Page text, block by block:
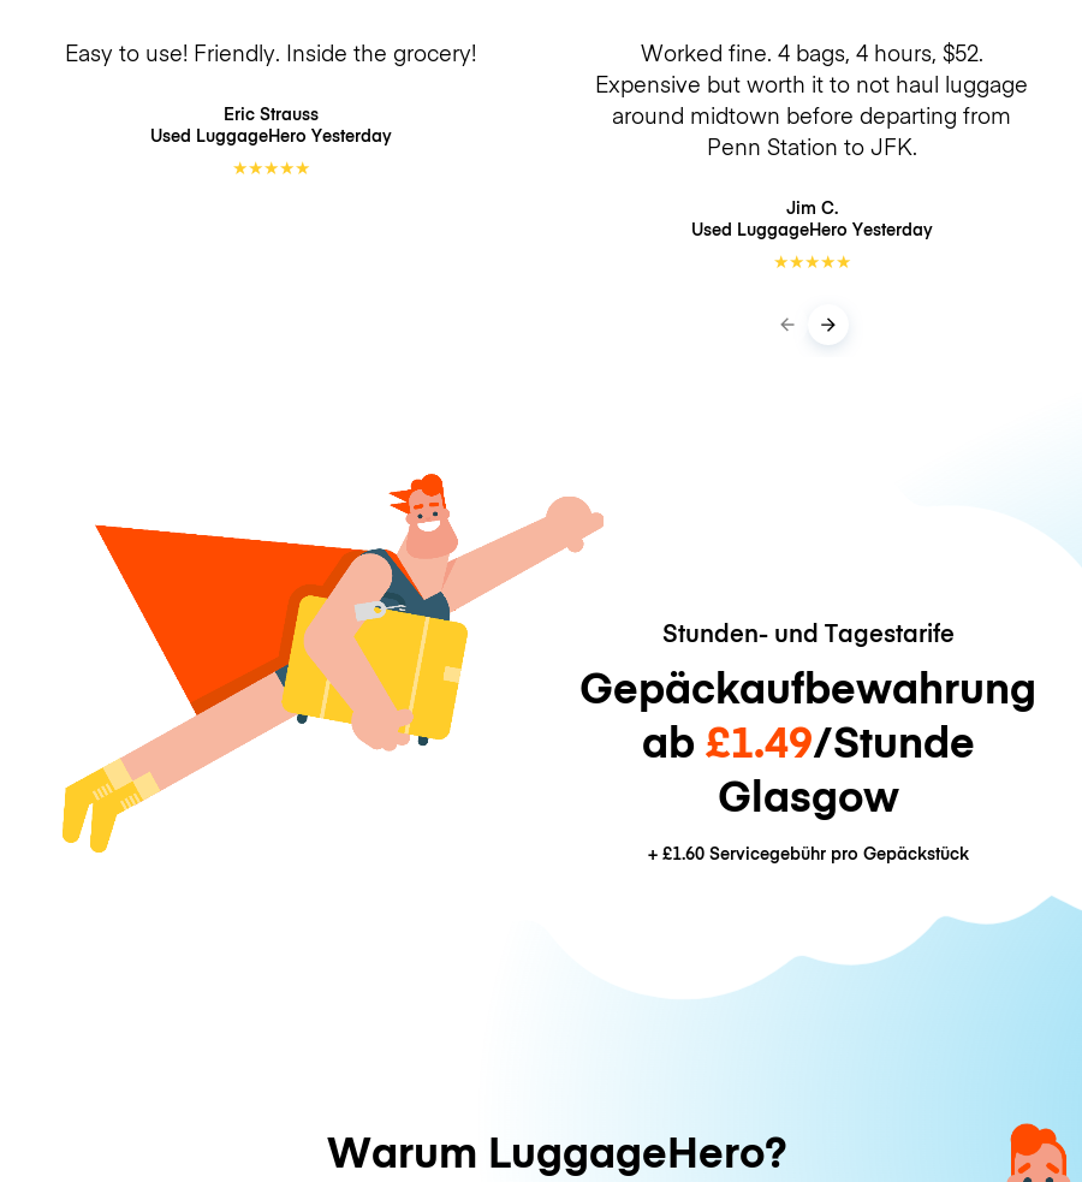
Easy to use! Friendly. Inside the grocery!
Eric Strauss
Used LuggageHero Yesterday
★★★★★
Worked fine. 4 bags, 4 hours, $52.
Expensive but worth it to not haul luggage
around midtown before departing from
Penn Station to JFK.
Jim C.
Used LuggageHero Yesterday
★★★★★
Stunden- und Tagestarife
Gepäckaufbewahrung
ab £1.49/Stunde
Glasgow
+ £1.60Servicegebühr pro Gepäckstück
Warum LuggageHero?